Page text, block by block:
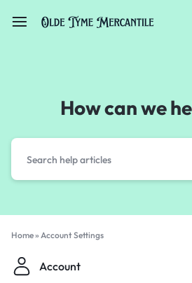
How can we
Home» Account Settings
Account